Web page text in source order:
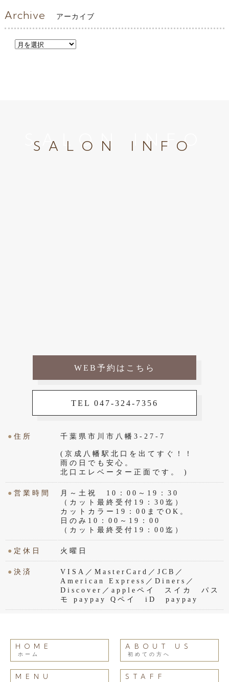
Archive アーカイブ
SALON INFO
SALON INFO
WEB予約はこちら
TEL 047-324-7356
●住所 千葉県市川市八幡3-27-7
(京成八幡駅北口を出てすぐ！！
雨の日でも安心。
北口エレベーター正面です。 )
●営業時間
月～土祝 10：00～19：30
（カット最終受付19：30迄）
カットカラー19：00までOK。
日のみ10：00～19：00
（カット最終受付19：00迄）
● 定休日 火曜日
●決済
VISA／MasterCard／JCB／
American Express／Diners／
Discover／appleペイ スイカ パス
モ paypay Qペイ iD paypay
HOME
ホーム
ABOUT US
初めての方へ
MENU STAFF